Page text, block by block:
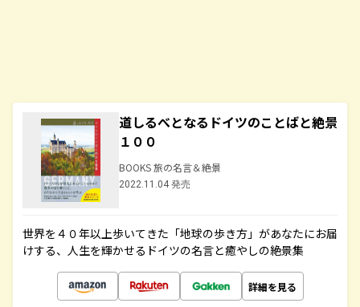
道しるべとなるドイツのことばと絶景
１００
BOOKS 旅の名言＆絶景
2022.11.04 発売
世界を４０年以上歩いてきた「地球の歩き方」があなたにお届
けする、人生を輝かせるドイツの名言と癒やしの絶景集
詳細を見る